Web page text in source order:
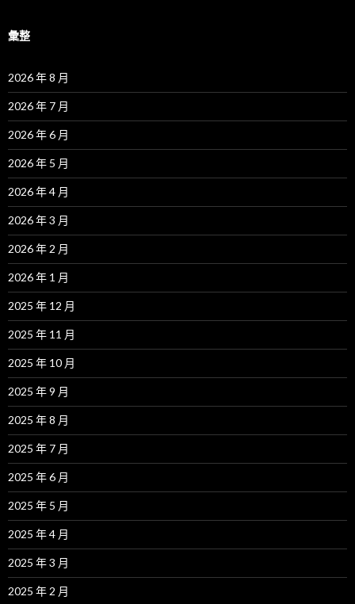
彙整
2026 年 8 月
2026 年 7 月
2026 年 6 月
2026 年 5 月
2026 年 4 月
2026 年 3 月
2026 年 2 月
2026 年 1 月
2025 年 12 月
2025 年 11 月
2025 年 10 月
2025 年 9 月
2025 年 8 月
2025 年 7 月
2025 年 6 月
2025 年 5 月
2025 年 4 月
2025 年 3 月
2025 年 2 月